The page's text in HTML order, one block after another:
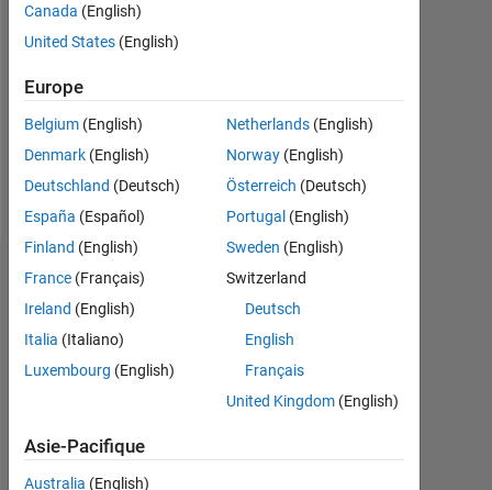
0
Following:
0
Follow
Tableau de bord
Statistiques
MATLAB Answers
Canada (English)
United States (English)
Europe
Belgium (English)
Denmark (English)
Deutschland (Deutsch)
España (Español)
Finland (English)
France (Français)
Ireland (English)
Italia (Italiano)
Luxembourg (English)
Netherlands(English)
Norway(English)
Österreich (Deutsch)
Portugal (English)
Sweden (English)
Switzerland
Deutsch
English
Français
United Kingdom(English)
Asie-Pacifique
Australia (English)